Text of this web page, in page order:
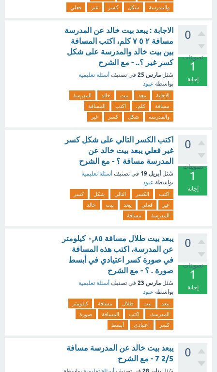
والمدرسة
شكل كسر غير فعلي
0
تصويتات
1
إجابة
الاجابة : يبعد بيت خالد عن المدرسة
مسافة ٢ ٥ ٧ كلم، اكتب المسافة
بين بيت خالد والمدرسة على شكل
كسر غير ؟.. - مع الشرح
سُئل مارس 25 في تصنيف أسئلة تعليمية
بواسطة عبود
الاجابة يبعد بيت خالد
المدرسة
مسافة
كلم، اكتب
المسافة
والمدرسة
شكل كسر غير
0
تصويتات
1
إجابة
اكتب الكسر التالي على شكل كسر
غير فعلي يبعد بيت خالد عن
المدرسة مسافة ؟ - مع الشرح
سُئل أبريل 19 في تصنيف أسئلة تعليمية
بواسطة عبود
اكتب الكسر التالي شكل
كسر
غير
فعلي يبعد بيت
خالد
المدرسة
مسافة
0
تصويتات
1
إجابة
يبعد بيت طلال مسافة ٠,٨٥ كيلومتر
عن المدرسة، اكتب هذه المسافة
في صورة كسر اعتيادي في أبسط
صورة . ؟ - مع الشرح
سُئل مارس 23 في تصنيف أسئلة تعليمية
بواسطة عبود
يبعد بيت طلال مسافة
كيلومتر
المدرسة،
اكتب المسافة
صورة
كسر
اعتيادي أبسط
0
يبعد بيت خالد عن المدرسة مسافة
2/5 7 - مع الشرح